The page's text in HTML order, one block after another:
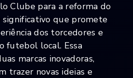
Clube para a reforma do
significativo que promete
dos torcedores e
futebol local. Essa
marcas inovadoras,
trazer novas ideias e